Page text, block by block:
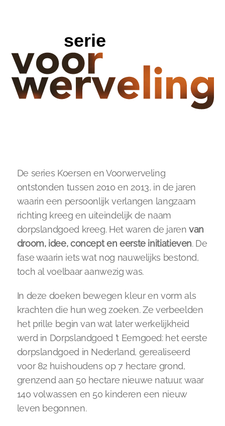
De series Koersen en Voorwerveling
ontstonden tussen 2010 en 2013, in de jaren
waarin een persoonlijk verlangen langzaam
richting kreeg en uiteindelijk de naam
dorpslandgoed kreeg. Het waren de jaren van
droom, idee, concept en eerste initiatieven. De
fase waarin iets wat nog nauwelijks bestond,
toch al voelbaar aanwezig was.
In deze doeken bewegen kleur en vorm als
krachten die hun weg zoeken. Ze verbeelden
het prille begin van wat later werkelijkheid
werd in Dorpslandgoed ’t Eemgoed: het eerste
dorpslandgoed in Nederland, gerealiseerd
voor 82 huishoudens op 7 hectare grond,
grenzend aan 50 hectare nieuwe natuur, waar
140 volwassen en 50 kinderen een nieuw
leven begonnen.